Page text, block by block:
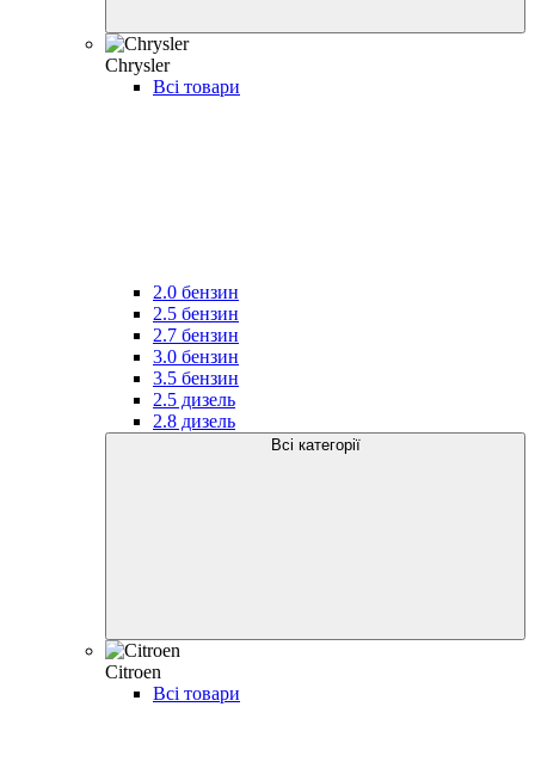
Chrysler
Всі товари
2.0 бензин
2.5 бензин
2.7 бензин
3.0 бензин
3.5 бензин
2.5 дизель
2.8 дизель
Всі категорії
Citroen
Всі товари